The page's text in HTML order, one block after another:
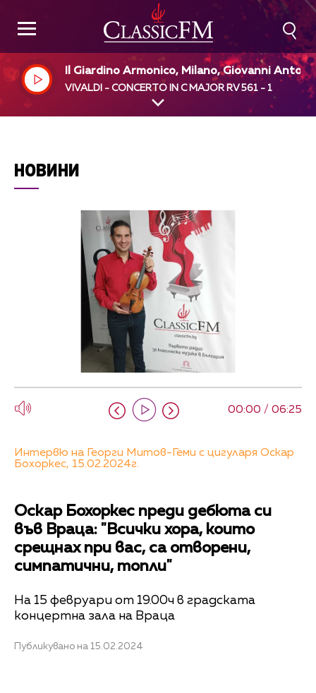
Il Giardino Armonico, Milano, Giovanni
dir
VIVALDI - CONCERTO IN C MAJOR RV 561 - 1
НОВИНИ
00:00 / 06:25
Интервю на Георги Митов-Геми с цигуларя Оскар
Бохоркес, 15.02.2024г.
Оскар Бохоркес преди дебюта си
във Враца: "Всички хора, които
срещнах при вас, са отворени,
симпатични, топли"
На 15 февруари от 19.00ч в градската
концертна зала на Враца
Публикувано на 15.02.2024